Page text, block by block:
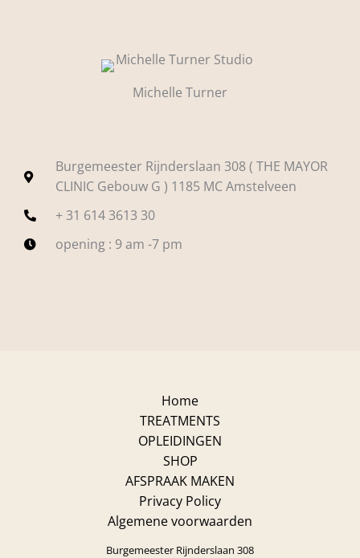
Michelle Turner
Burgemeester Rijnderslaan 308 ( THE MAYOR
CLINIC Gebouw G ) 1185 MC Amstelveen
+ 31 614 3613 30
opening : 9 am -7 pm
Home
TREATMENTS
OPLEIDINGEN
SHOP
AFSPRAAK MAKEN
Privacy Policy
Algemene voorwaarden
Burgemeester Rijnderslaan 308